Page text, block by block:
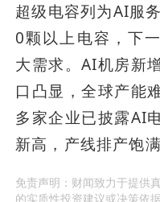
超级电容列为AI服
0颗以上电容，下
大需求。AI机房新
口凸显，全球产能
多家企业已披露AI
新高，产线排产饱
免责声明：财闻致力于提供
的实质性投资建议或决策依